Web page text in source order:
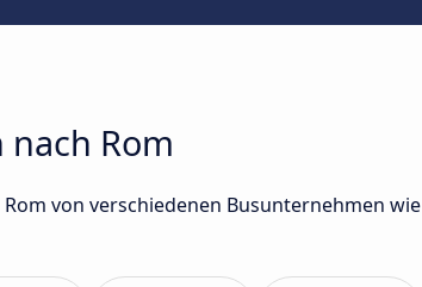
Rom
von verschiedenen Busunternehmen wie